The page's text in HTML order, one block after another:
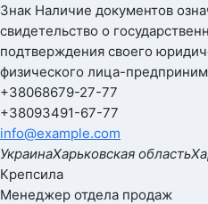
Знак Наличие документов
свидетельство о
подтверждения своего
физического лица-
+38068679-27-77
+38093491-67-77
info@example.com
УкраинаХарьковская область
Крепсила
Менеджер отдела продаж